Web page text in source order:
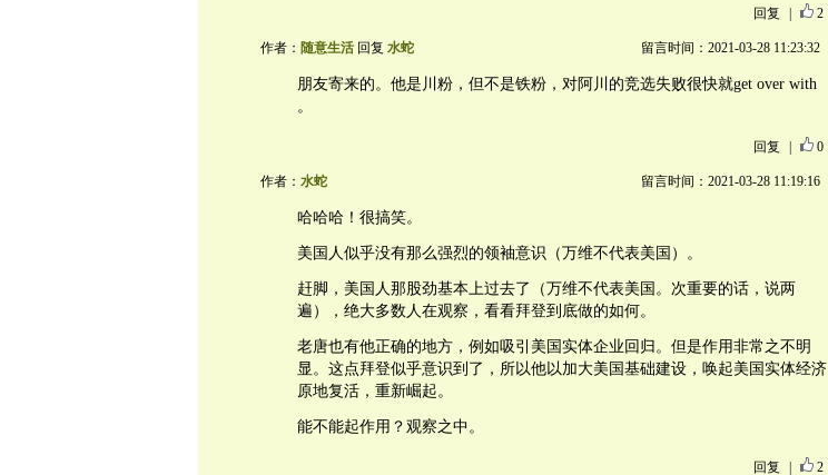
回复 2
作者： 随意生活回复 水蛇 留言时间：2021-03-28 11:23:32
朋友寄来的。他是川粉，但不是铁粉，对阿川的竞选失败很快就get over with
。
回复 0
作者： 水蛇 留言时间：2021-03-28 11:19:16
哈哈哈！很搞笑。
美国人似乎没有那么强烈的领袖意识（万维不代表美国）。
赶脚，美国人那股劲基本上过去了（万维不代表美国。次重要的话，说两
遍），绝大多数人在观察，看看拜登到底做的如何。
老唐也有他正确的地方，例如吸引美国实体企业回归。但是作用非常之不明
显。这点拜登似乎意识到了，所以他以加大美国基础建设，唤起美国实体经济
原地复活，重新崛起。
能不能起作用？观察之中。
回复 2